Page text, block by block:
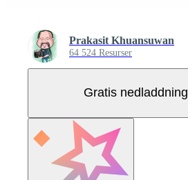
Prakasit Khuansuwan
64 524 Resurser
Gratis nedladdning